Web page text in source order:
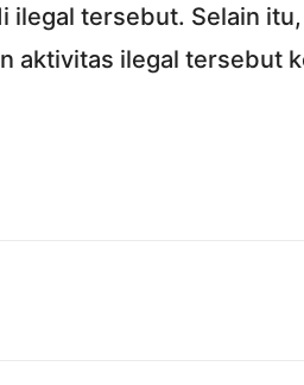
ilegal tersebut. Selain
aktivitas ilegal tersebut